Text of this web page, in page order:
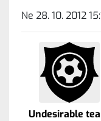
Ne 28. 10. 2012
Undesirable